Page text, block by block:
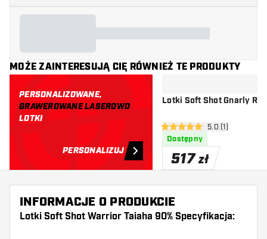
MOŻE ZAINTERESUJĄ CIĘ RÓWNIEŻ TE PRODUKTY
PERSONALIZOWANE,
GRAWEROWANE LASEROWO
LOTKI
PERSONALIZUJ
Lotki Soft Shot Gnarly
otwórz panel
5 gwiazdki oceny
5.0 (1)
Dostępny
517 zł
INFORMACJE O PRODUKCIE
Lotki Soft Shot Warrior Taiaha 90% Specyfikacja: